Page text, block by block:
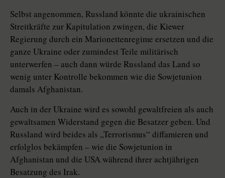
Selbst angenommen, Russland könnte die ukrainischen
Streitkräfte zur Kapitulation zwingen, die Kiewer
Regierung durch ein Marionettenregime ersetzen und die
ganze Ukraine oder zumindest Teile militärisch
unterwerfen – auch dann würde Russland das Land so
wenig unter Kontrolle bekommen wie die Sowjetunion
damals Afghanistan.
Auch in der Ukraine wird es sowohl gewaltfreien als auch
gewaltsamen Widerstand gegen die Besatzer geben. Und
Russland wird beides als „Terrorismus“ diffamieren und
erfolglos bekämpfen – wie die Sowjetunion in
Afghanistan und die USA während ihrer achtjährigen
Besatzung des Irak.